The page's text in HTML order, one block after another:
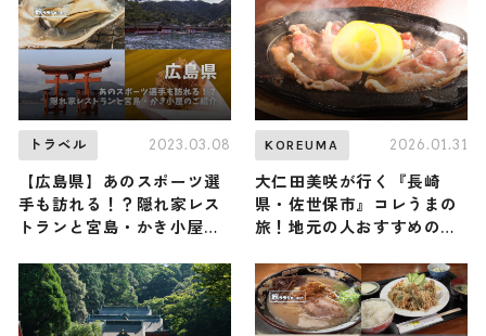
トラベル 2023.03.08
【広島県】あのスポーツ選
手も訪れる！？隠れ家レス
トランと宮島・かき小屋の
KOREUMA 2026.01.31
大仁田美咲が行く『長崎
県・佐世保市』コレうまの
旅！地元の人おすすめのご
1月31日放送